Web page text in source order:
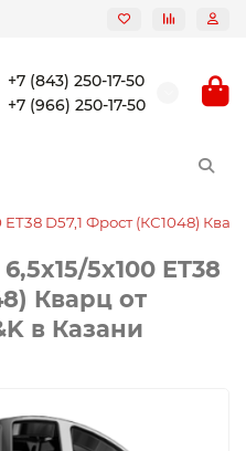
+7 (843) 250-17-50
+7 (966) 250-17-50
ET38 D57,1 Фрост (КС1048)
5x100 ET38
Кварц от
в Казани